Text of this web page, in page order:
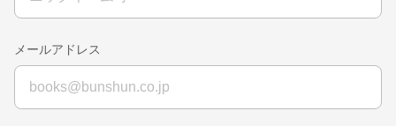
メールアドレス